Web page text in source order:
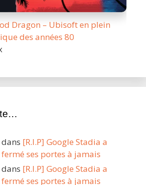
Dragon – Ubisoft en plein
des années 80
dans [R.I.P] Google Stadia a
ses portes à jamais
dans [R.I.P] Google Stadia a
ses portes à jamais